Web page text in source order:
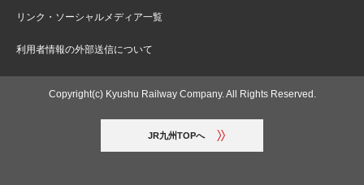
リンク・ソーシャルメディア一覧
利用者情報の外部送信について
Copyright(c) Kyushu Railway Company. All Rights Reserved.
JR九州TOPへ